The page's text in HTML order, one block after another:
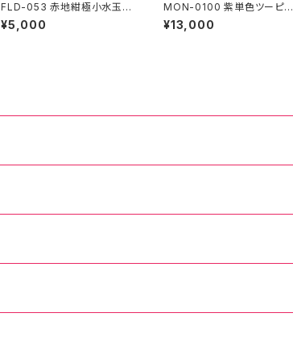
FLD-053 赤地紺極小水玉1
段フリルスカート
¥5,000
MON-0100 紫単色ツーピー
ス
¥13,000